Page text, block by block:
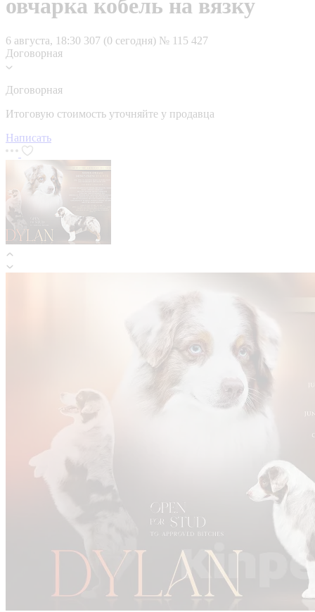
овчарка кобель на вязку
6 августа, 18:30 307 (0 сегодня) № 115 427
Договорная
Договорная
Итоговую стоимость уточняйте у продавца
Написать